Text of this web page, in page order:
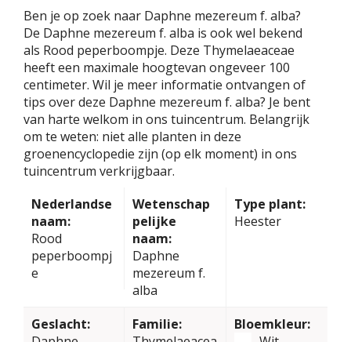
Ben je op zoek naar Daphne mezereum f. alba?
De Daphne mezereum f. alba is ook wel bekend
als Rood peperboompje. Deze Thymelaeaceae
heeft een maximale hoogtevan ongeveer 100
centimeter. Wil je meer informatie ontvangen of
tips over deze Daphne mezereum f. alba? Je bent
van harte welkom in ons tuincentrum. Belangrijk
om te weten: niet alle planten in deze
groenencyclopedie zijn (op elk moment) in ons
tuincentrum verkrijgbaar.
Nederlandse
naam:
Rood
peperboompj
e
Wetenschap
pelijke
naam:
Daphne
mezereum f.
alba
Type plant:
Heester
Geslacht:
Familie:
Bloemkleur: